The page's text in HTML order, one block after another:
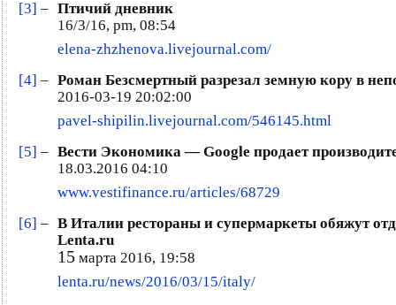
[3] – Птичий дневник
16/3/16, pm, 08:54
elena-zhzhenova.livejournal.com/
[4] – Роман Безсмертный разрезал земную кору в
2016-03-19 20:02:00
pavel-shipilin.livejournal.com/546145.html
[5] – Вести Экономика ― Google продает
18.03.2016 04:10
www.vestifinance.ru/articles/68729
[6] – В Италии рестораны и супермаркеты обяжут
Lenta.ru
15 марта 2016, 19:58
lenta.ru/news/2016/03/15/italy/